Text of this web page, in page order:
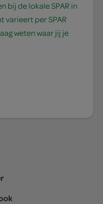
bij de lokale SPAR in
varieert per SPAR
weten waar jij je